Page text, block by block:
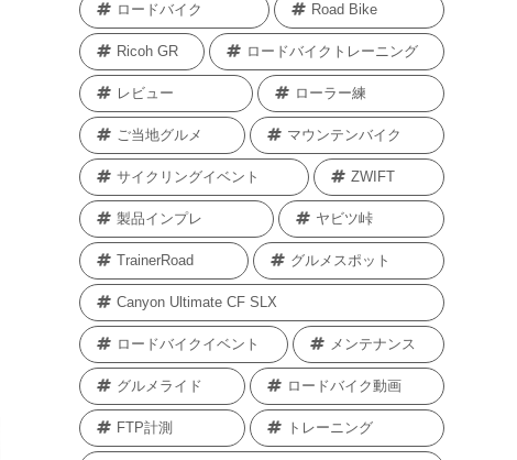
ロードバイク Road Bike
Ricoh GR ロードバイクトレーニング
レビュー ローラー練
ご当地グルメ マウンテンバイク
サイクリングイベント ZWIFT
製品インプレ ヤビツ峠
TrainerRoad グルメスポット
Canyon Ultimate CF SLX
ロードバイクイベント メンテナンス
グルメライド ロードバイク動画
FTP計測 トレーニング